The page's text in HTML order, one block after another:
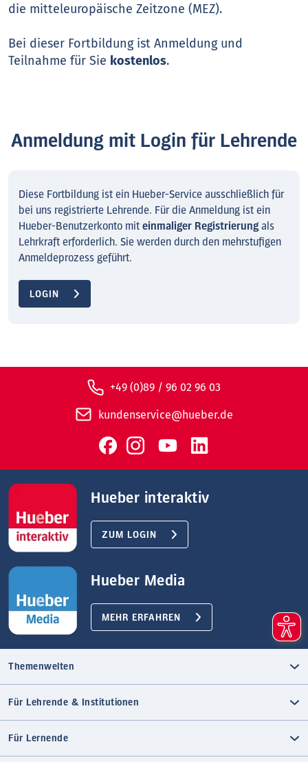
die mitteleuropäische Zeitzone (MEZ).
Bei dieser Fortbildung ist Anmeldung und
Teilnahme für Sie kostenlos.
Anmeldung mit Login für Lehrende
Diese Fortbildung ist ein Hueber-Service ausschließlich für
bei uns registrierte Lehrende. Für die Anmeldung ist ein
Hueber-Benutzerkonto miteinmaliger Registrierung als
Lehrkraft erforderlich. Sie werden durch den mehrstufigen
Anmeldeprozess geführt.
LOGIN
+49 (0)89 / 96 02 96 03
kundenservice@hueber.de
Hueber interaktiv
ZUM LOGIN
Hueber Media
MEHR ERFAHREN
Themenwelten
Für Lehrende & Institutionen
Für Lernende